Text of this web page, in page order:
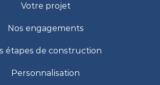
Votre projet
Nos engagements
étapes de construction
Personnalisation